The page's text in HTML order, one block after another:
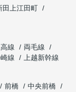
田上江田町
線
両毛線
線
上越新幹線
前橋
中央前橋